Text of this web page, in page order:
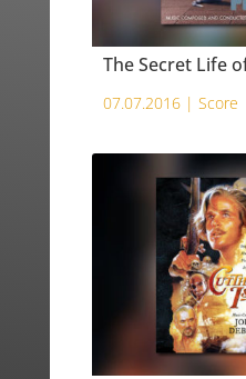
The Secret Life
07.07.2016 | Score